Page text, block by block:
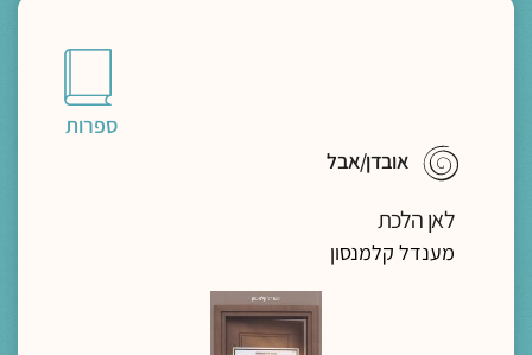
ספרות
אובדן/אבל
לאן הלכת
מענדל קלמנסון